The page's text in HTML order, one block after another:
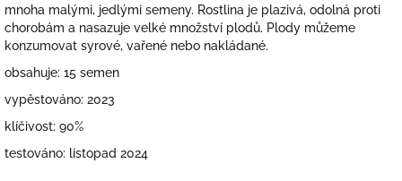
mnoha malými, jedlými semeny. Rostlina je plazivá, odolná proti
chorobám a nasazuje velké množství plodů. Plody můžeme
konzumovat syrové, vařené nebo nakládané.
obsahuje: 15 semen
vypěstováno: 2023
klíčivost: 90%
testováno: listopad 2024